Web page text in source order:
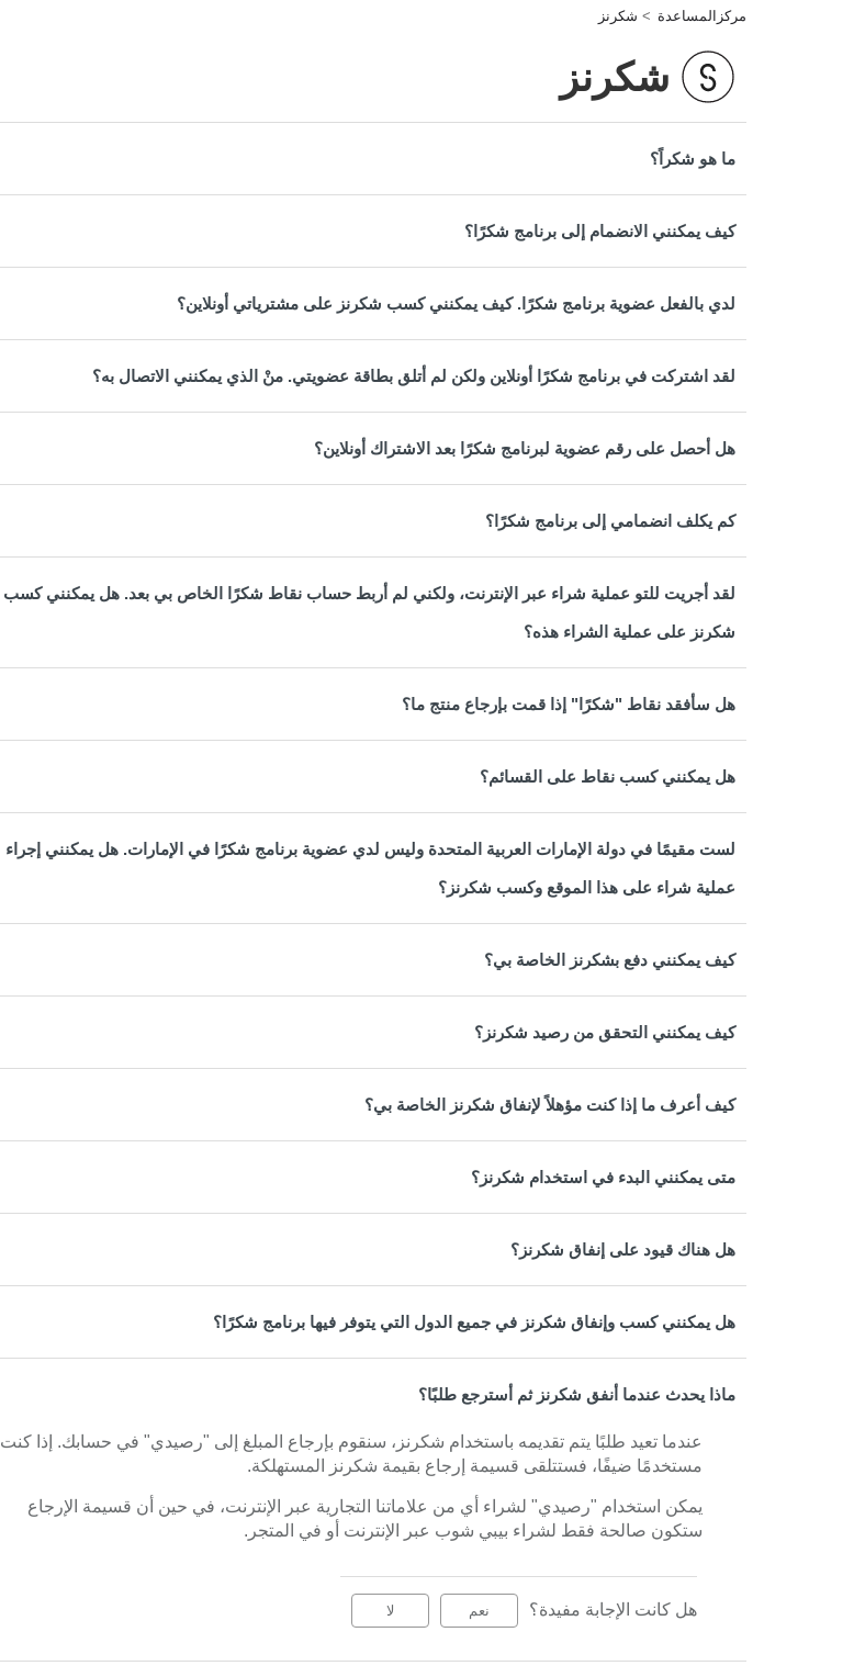
مركزالمساعدة شكرنز
شكرنز
ما هو شكراً؟
كيف يمكنني الانضمام إلى برنامج شكرًا؟
لدي بالفعل عضوية برنامج شكرًا. كيف يمكنني كسب شكرنز على مشترياتي أونلاين؟
لقد اشتركت في برنامج شكرًا أونلاين ولكن لم أتلق بطاقة عضويتي. منْ الذي يمكنني الاتصال به؟
هل أحصل على رقم عضوية لبرنامج شكرًا بعد الاشتراك أونلاين؟
كم يكلف انضمامي إلى برنامج شكرًا؟
لقد أجريت للتو عملية شراء عبر الإنترنت، ولكني لم أربط حساب نقاط شكرًا الخاص بي بعد. هل يمكنني كسب
شكرنز على عملية الشراء هذه؟
هل سأفقد نقاط "شكرًا" إذا قمت بإرجاع منتج ما؟
هل يمكنني كسب نقاط على القسائم؟
لست مقيمًا في دولة الإمارات العربية المتحدة وليس لدي عضوية برنامج شكرًا في الإمارات. هل يمكنني إجراء
عملية شراء على هذا الموقع وكسب شكرنز؟
كيف يمكنني دفع بشكرنز الخاصة بي؟
كيف يمكنني التحقق من رصيد شكرنز؟
كيف أعرف ما إذا كنت مؤهلاً لإنفاق شكرنز الخاصة بي؟
متى يمكنني البدء في استخدام شكرنز؟
هل هناك قيود على إنفاق شكرنز؟
هل يمكنني كسب وإنفاق شكرنز في جميع الدول التي يتوفر فيها برنامج شكرًا؟
ماذا يحدث عندما أنفق شكرنز ثم أسترجع طلبًا؟
عندما تعيد طلبًا يتم تقديمه باستخدام شكرنز، سنقوم بإرجاع المبلغ إلى "رصيدي" في حسابك. إذا كنت
مستخدمًا ضيفًا، فستتلقى قسيمة إرجاع بقيمة شكرنز المستهلكة.
يمكن استخدام "رصيدي" لشراء أي من علاماتنا التجارية عبر الإنترنت، في حين أن قسيمة الإرجاع
ستكون صالحة فقط لشراء بيبي شوب عبر الإنترنت أو في المتجر.
هل كانت الإجابة مفيدة؟ نعم لا